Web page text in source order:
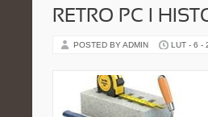
RETRO PC I
POSTED BY ADMIN LUT - 6 -